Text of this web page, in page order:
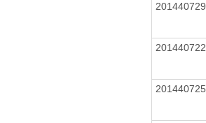
201440729
201440722
201440725